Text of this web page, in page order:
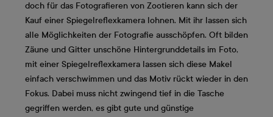
doch für das Fotografieren von Zootieren kann sich der
Kauf einer Spiegelreflexkamera lohnen. Mit ihr lassen sich
alle Möglichkeiten der Fotografie ausschöpfen. Oft bilden
Zäune und Gitter unschöne Hintergrunddetails im Foto,
mit einer Spiegelreflexkamera lassen sich diese Makel
einfach verschwimmen und das Motiv rückt wieder in den
Fokus. Dabei muss nicht zwingend tief in die Tasche
gegriffen werden, es gibt gute und günstige